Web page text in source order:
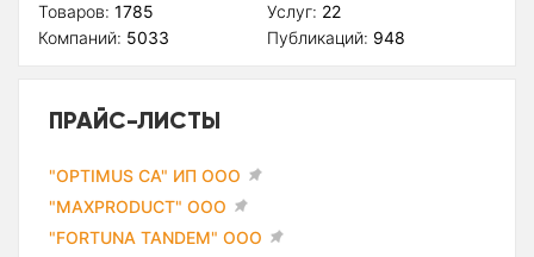
Товаров: 1785
Компаний: 5033
Услуг: 22
Публикаций: 948
ПРАЙС-ЛИСТЫ
"OPTIMUS CA" ИП ООО
"MAXPRODUCT" ООО
"FORTUNA TANDEM" ООО